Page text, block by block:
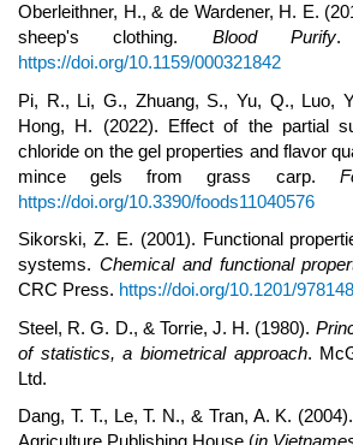
Oberleithner, H., & de Wardener, H. E.
sheep's clothing. Blood Purify
https://doi.org/10.1159/000321842
Pi, R., Li, G., Zhuang, S., Yu, Q., Luo,
Hong, H. (2022). Effect of the partial
chloride on the gel properties and flavor
mince gels from grass carp.
https://doi.org/10.3390/foods11040576
Sikorski, Z. E. (2001). Functional
systems. Chemical and functional
CRC Press. https://doi.org/10.1201/
Steel, R. G. D., & Torrie, J. H. (1980).
of statistics, a biometrical approach.
Ltd.
Dang, T. T., Le, T. N., & Tran, A. K.